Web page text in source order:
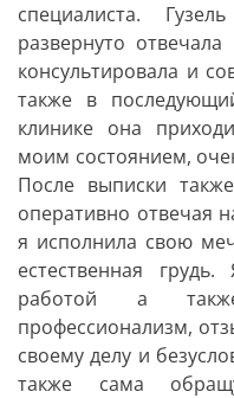
специалиста.
развернуто
консультировала и
также в
клинике она
моим состоянием,
После выписки
оперативно отвечая
я исполнила свою
естественная
работой а
профессионализм,
своему делу и
также сама